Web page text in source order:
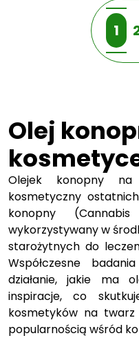
1
Olej
Olejek konopny
kosmetyczny
konopny
wykorzystywany w
starożytnych do
Współczesne
działanie, jakie ma
inspiracje, co
kosmetyków na
popularnością wśród